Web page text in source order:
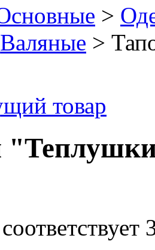
>
Валяные >
товар